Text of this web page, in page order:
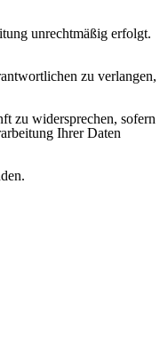
unrechtmäßig erfolgt.
zu verlangen,
zu widersprechen, sofern
Ihrer Daten